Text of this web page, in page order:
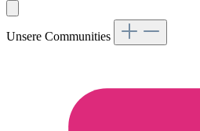
Unsere Communities